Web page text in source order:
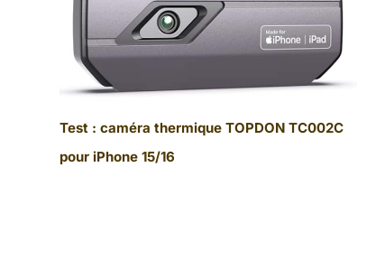
Test : caméra thermique TOPDON TC002C
pour iPhone 15/16